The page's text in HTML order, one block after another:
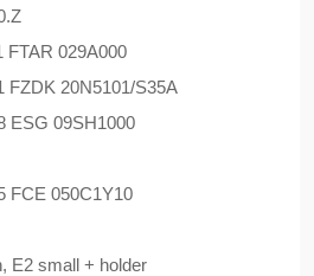
FTAR 029A000
FZDK 20N5101/S35A
ESG 09SH1000
FCE 050C1Y10
E2 small + holder